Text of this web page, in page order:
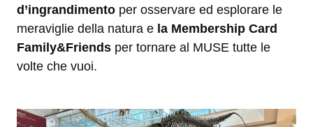
d’ingrandimento per osservare ed esplorare le
meraviglie della natura e la Membership Card
Family&Friends per tornare al MUSE tutte le
volte che vuoi.